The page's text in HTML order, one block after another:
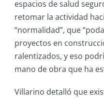
espacios de salud
retomar la actividad
“normalidad”, que
proyectos en
ralentizados, y eso
mano de obra que ha
Villarino detalló que